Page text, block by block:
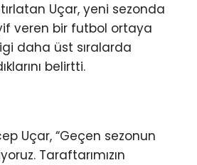
Uçar, yeni sezonda
veren bir futbol ortaya
daha üst sıralarda
belirtti.
Uçar, “Geçen sezonun
Taraftarımızın